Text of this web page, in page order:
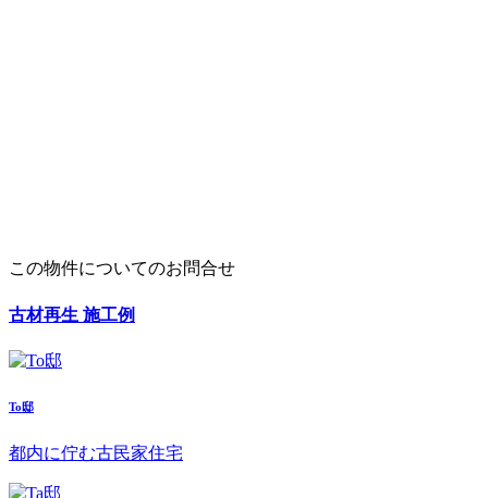
この物件についてのお問合せ
古材再生 施工例
To邸
都内に佇む古民家住宅